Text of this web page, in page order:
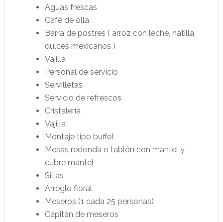
Aguas frescas
Café de olla
Barra de postres ( arroz con leche, natilla,
dulces mexicanos )
Vajilla
Personal de servicio
Servilletas
Servicio de refrescos
Cristalería
Vajilla
Montaje tipo buffet
Mesas redonda o tablón con mantel y
cubre mantel
Sillas
Arreglo floral
Meseros (1 cada 25 personas)
Capitán de meseros